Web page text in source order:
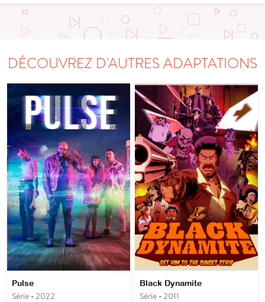
DÉCOUVREZ D'AUTRES ADAPTATIONS
Pulse
Série • 2022
Black Dynamite
Série • 2011